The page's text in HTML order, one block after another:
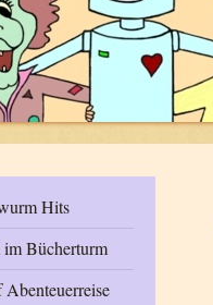
Hits
Bücherturm